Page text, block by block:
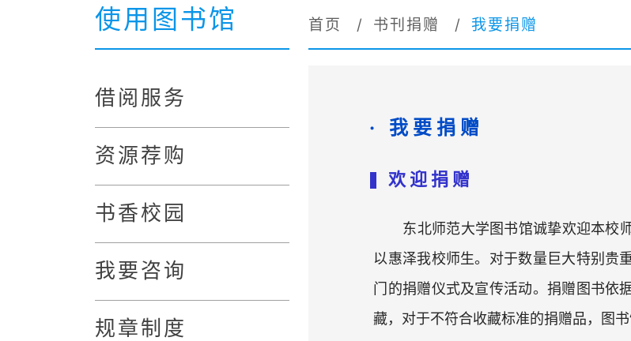
使用图书馆
借阅服务
资源荐购
书香校园
我要咨询
规章制度
首页 / 书刊捐赠 / 我要捐赠